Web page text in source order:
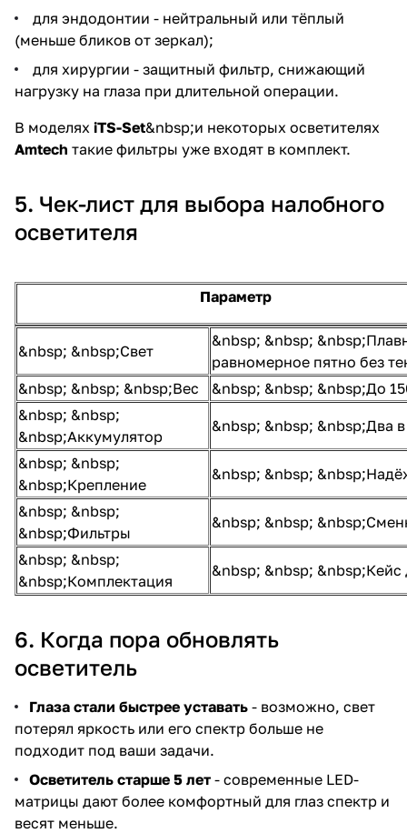
для эндодонтии - нейтральный или тёплый
(меньше бликов от зеркал);
для хирургии - защитный фильтр, снижающий
нагрузку на глаза при длительной операции.
В моделях iTS-Set&nbsp;и некоторых осветителях
Amtech такие фильтры уже входят в комплект.
5. Чек-лист для выбора налобного
осветителя
Параметр
&nbsp; &nbsp;Свет
&nbsp; &nbsp;
равномерное пятно без
&nbsp; &nbsp; &nbsp;Вес
&nbsp; &nbsp; &nbsp;До
&nbsp; &nbsp;
&nbsp;Аккумулятор
&nbsp; &nbsp; &nbsp;Два
&nbsp; &nbsp;
&nbsp;Крепление
&nbsp; &nbsp;
&nbsp; &nbsp;
&nbsp;Фильтры
&nbsp; &nbsp;
&nbsp; &nbsp;
&nbsp;Комплектация
&nbsp; &nbsp; &nbsp;Кейс
6. Когда пора обновлять
осветитель
Глаза стали быстрее уставать - возможно, свет
потерял яркость или его спектр больше не
подходит под ваши задачи.
Осветитель старше 5 лет - современные LED-
матрицы дают более комфортный для глаз спектр и
весят меньше.